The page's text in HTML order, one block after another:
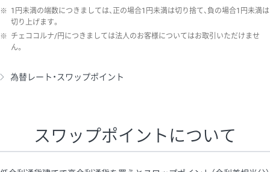
※ 1円未満の端数につきましては、正の場合1円未満は切り捨て、負の場合1円未満は
切り上げます。
※ チェココルナ/円につきましては法人のお客様についてはお取引いただけませ
ん。
為替レート・スワップポイント
スワップポイントについて